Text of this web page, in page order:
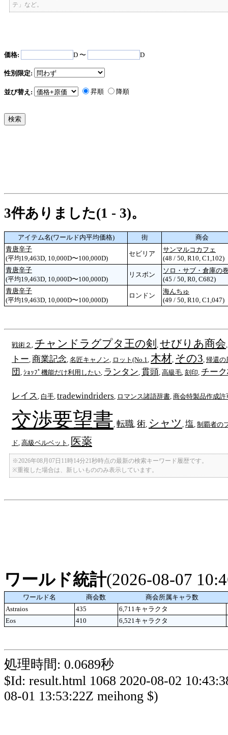
テ」など。
価格: D 〜 D
性別限定:
並び替え: 昇順 降順
3件ありました(1 - 3)。
アイテム名(ワールド内平均価格) 街
商会
青唐辛子
(平均19,463D, 10,000D〜100,000D)
セビリア
サンマルコカフェ
(48 / 50, R10, C1,102)
青唐辛子
(平均19,463D, 10,000D〜100,000D)
リスボン
ソロ・サブ・倉庫の
(45 / 50, R0, C682)
青唐辛子
(平均19,463D, 10,000D〜100,000D)
ロンドン
海んちゅ
(49 / 50, R10, C1,047)
戦術２ チャンドラグプタ王の剣 せびりあ商会
トー 商業記念 名匠キャノン ロット(No.1 木材 その3 帰還の
団 ｼｮｯﾌﾟ機能だけ利用したい ランタン 貫頭 高級毛 刻印 チー
レイス 白手 tradewindriders ロマンス諸語辞書 商会特製品作成許
交渉要望書 転職 術 シャツ 塩 制覇者の
ド 高級ベルベット 医薬
※2026年08月07日11時14分21秒時点の最新の検索キーワード履歴です。
※重複した場合は、新しいもののみ表示しています。
ワールド統計(2026-08-07
ワールド名 商会数
商会所属キャラ数
Astraios
435 6,711キャラクタ
Eos
410 6,521キャラクタ
処理時間: 0.0689秒
$Id: result.html 1068 2020-08-02
08-01 13:53:22Z meihong $)